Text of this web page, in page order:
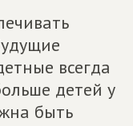
всегда
детей у
быть